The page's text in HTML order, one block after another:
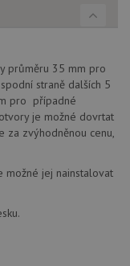
průměru 35 mm pro
straně dalších 5
pro případné
je možné dovrtat
za zvýhodněnou cenu,
možné jej nainstalovat
Inc.
1 týden
Google